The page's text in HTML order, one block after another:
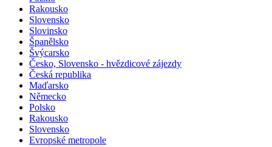
Rakousko
Slovensko
Slovinsko
Španělsko
Švýcarsko
Česko, Slovensko - hvězdicové zájezdy
Česká republika
Maďarsko
Německo
Polsko
Rakousko
Slovensko
Evropské metropole